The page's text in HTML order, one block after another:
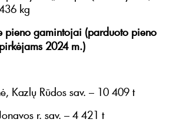
kg
pieno gamintojai (parduoto pieno
2024 m.)
Kazlų Rūdos sav. – 10 409 t
r. sav. – 4 421 t